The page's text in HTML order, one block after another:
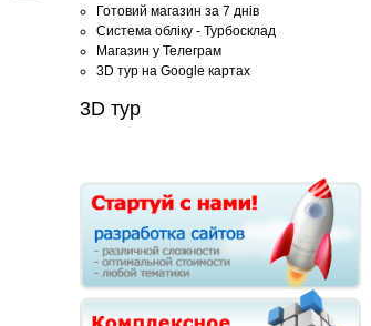
Готовий магазин за 7 днів
Система обліку - Турбосклад
Магазин у Телеграм
3D тур на Google картах
3D тур